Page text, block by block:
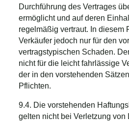
Durchführung des Vertrages
ermöglicht und auf deren
regelmäßig vertraut. In diesem
Verkäufer jedoch nur für den
vertragstypischen Schaden.
nicht für die leicht fahrlässige
der in den vorstehenden
Pflichten.
9.4. Die vorstehenden
gelten nicht bei Verletzung von